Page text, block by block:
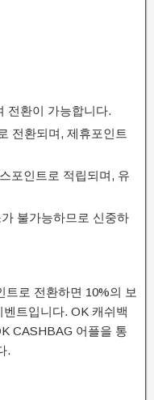
전환이 가능합니다.
전환되며, 제휴포인트
포인트로 적립되며, 유
불가능하므로 신중하
트로 전환하면 10%의 보
트입니다. OK 캐쉬백
CASHBAG 어플을 통
.